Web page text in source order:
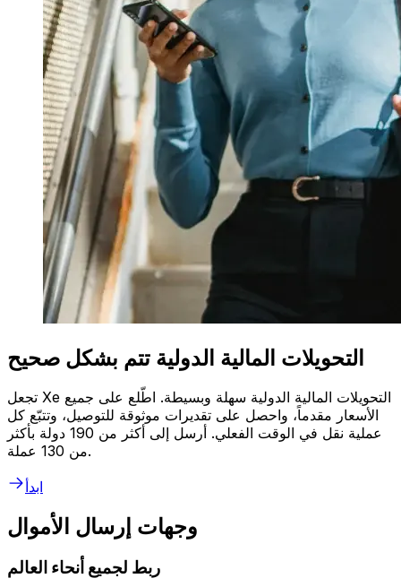
التحويلات المالية الدولية تتم بشكل صحيح
تجعل Xe التحويلات المالية الدولية سهلة وبسيطة. اطّلع على جميع
الأسعار مقدماً، واحصل على تقديرات موثوقة للتوصيل، وتتبّع كل
عملية نقل في الوقت الفعلي. أرسل إلى أكثر من 190 دولة بأكثر
من 130 عملة.
ابدأ
وجهات إرسال الأموال
ربط لجميع أنحاء العالم